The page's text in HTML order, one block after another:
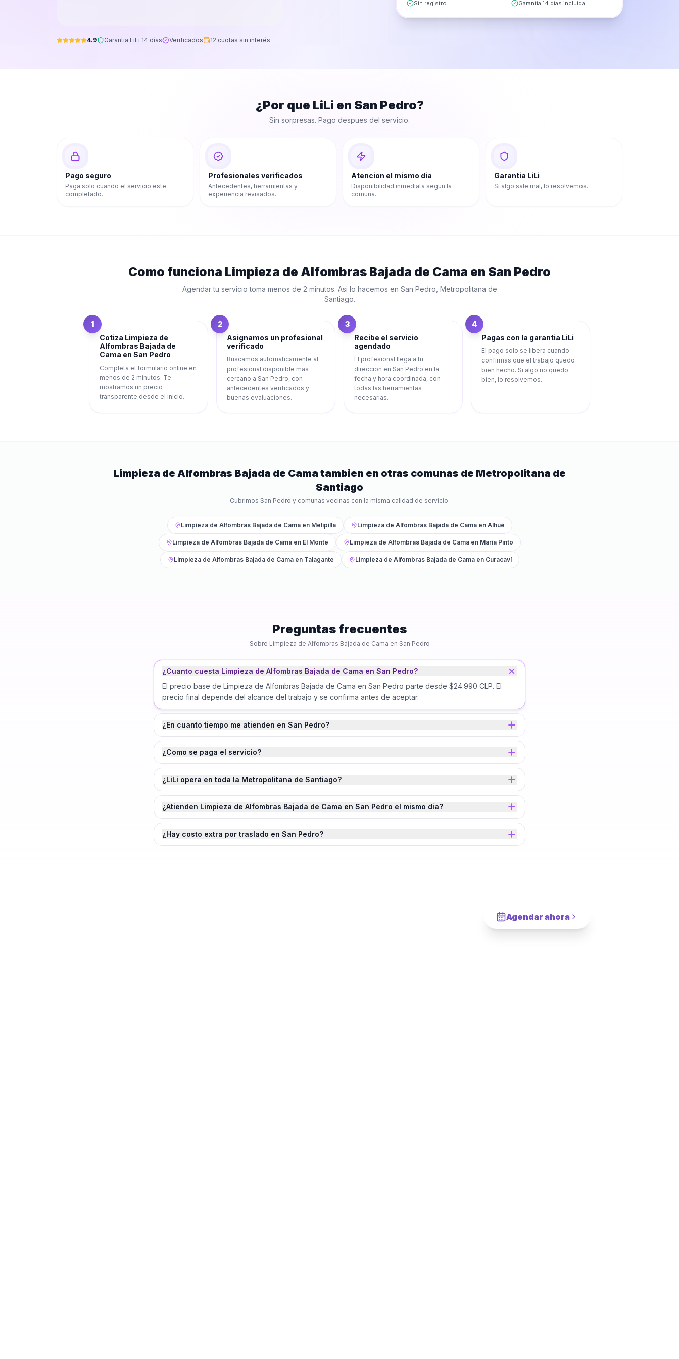
4.9 Garantia LiLi 14 días Verificados 12 cuotas sin interés
Sin registro
Garantia 14 días incluida
¿Por que LiLi en San Pedro?
Sin sorpresas. Pago despues del servicio.
Pago seguro
Paga solo cuando el servicio este
completado.
Profesionales verificados
Antecedentes, herramientas y
experiencia revisados.
Atencion el mismo dia
Disponibilidad inmediata segun la
comuna.
Garantia LiLi
Si algo sale mal, lo resolvemos.
Como funciona Limpieza de Alfombras Bajada de Cama en San Pedro
Agendar tu servicio toma menos de 2 minutos. Asi lo hacemos en San Pedro Metropolitana de
Santiago.
1
Cotiza Limpieza de
Alfombras Bajada de
Cama en San Pedro
Completa el formulario online en
menos de 2 minutos. Te
mostramos un precio
transparente desde el inicio.
2
Asignamos un profesional
verificado
Buscamos automaticamente al
profesional disponible mas
cercano a San Pedro, con
antecedentes verificados y
buenas evaluaciones.
3
Recibe el servicio
agendado
El profesional llega a tu
direccion en San Pedro en la
fecha y hora coordinada, con
todas las herramientas
necesarias.
4
Pagas con la garantia LiLi
El pago solo se libera cuando
confirmas que el trabajo quedo
bien hecho. Si algo no quedo
bien, lo resolvemos.
Limpieza de Alfombras Bajada de Cama tambien en otras comunas de Metropolitana de
Santiago
Cubrimos San Pedro y comunas vecinas con la misma calidad de servicio.
Limpieza de Alfombras Bajada de Camaen Melipilla Limpieza de Alfombras Bajada de Camaen Alhué
Limpieza de Alfombras Bajada de Camaen El Monte Limpieza de Alfombras Bajada de Camaen María Pinto
Limpieza de Alfombras Bajada de Camaen Talagante Limpieza de Alfombras Bajada de Camaen Curacaví
Preguntas frecuentes
Sobre Limpieza de Alfombras Bajada de Cama en San Pedro
¿Cuanto cuesta Limpieza de Alfombras Bajada de Cama en San Pedro?
El precio base de Limpieza de Alfombras Bajada de Cama en San Pedro parte desde $24.990 CLP. El
precio final depende del alcance del trabajo y se confirma antes de aceptar.
¿En cuanto tiempo me atienden en San Pedro?
¿Como se paga el servicio?
¿LiLi opera en toda la Metropolitana de Santiago?
¿Atienden Limpieza de Alfombras Bajada de Cama en San Pedro el mismo dia?
¿Hay costo extra por traslado en San Pedro?
Agendar ahora